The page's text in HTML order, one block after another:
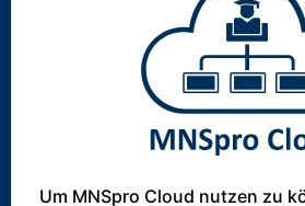
Um MNSpro Cloud nutzen zu